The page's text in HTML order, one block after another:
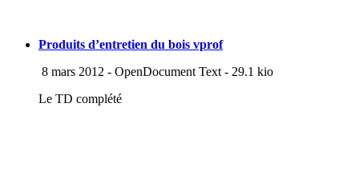
Produits d’entretien du bois vprof
8 mars 2012 - OpenDocument Text - 29.1 kio
Le TD complété